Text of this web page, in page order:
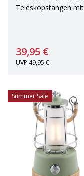
Teleskopstangen mit
39,95 €
UVP49,95 €
Summer Sale